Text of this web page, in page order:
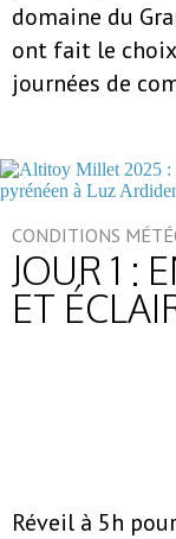
domaine du
ont fait le
journées de
CONDITIONS
JOUR 1 :
ET
Réveil à 5h